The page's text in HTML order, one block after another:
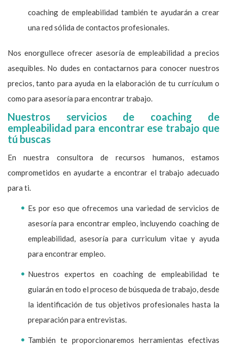
coaching de empleabilidad también te ayudarán a crear
una red sólida de contactos profesionales.
Nos enorgullece ofrecer asesoría de empleabilidad a precios
asequibles. No dudes en contactarnos para conocer nuestros
precios, tanto para ayuda en la elaboración de tu currículum o
como para asesoría para encontrar trabajo.
Nuestros servicios de coaching de
empleabilidad para encontrar ese trabajo que
tú buscas
En nuestra consultora de recursos humanos, estamos
comprometidos en ayudarte a encontrar el trabajo adecuado
para ti.
Es por eso que ofrecemos una variedad de servicios de
asesoría para encontrar empleo, incluyendo coaching de
empleabilidad, asesoría para curriculum vitae y ayuda
para encontrar empleo.
Nuestros expertos en coaching de empleabilidad te
guiarán en todo el proceso de búsqueda de trabajo, desde
la identificación de tus objetivos profesionales hasta la
preparación para entrevistas.
También te proporcionaremos herramientas efectivas